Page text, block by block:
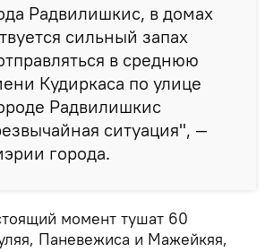
Радвилишкис, в домах
сильный запах
в среднюю
Кудиркаса по улице
Радвилишкис
ситуация", —
города.
момент тушат 60
Паневежиса и Мажейкяя,